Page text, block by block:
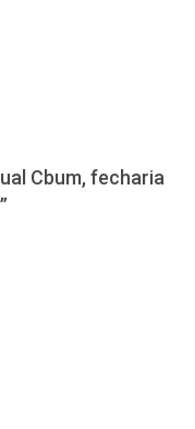
Cbum, fecharia